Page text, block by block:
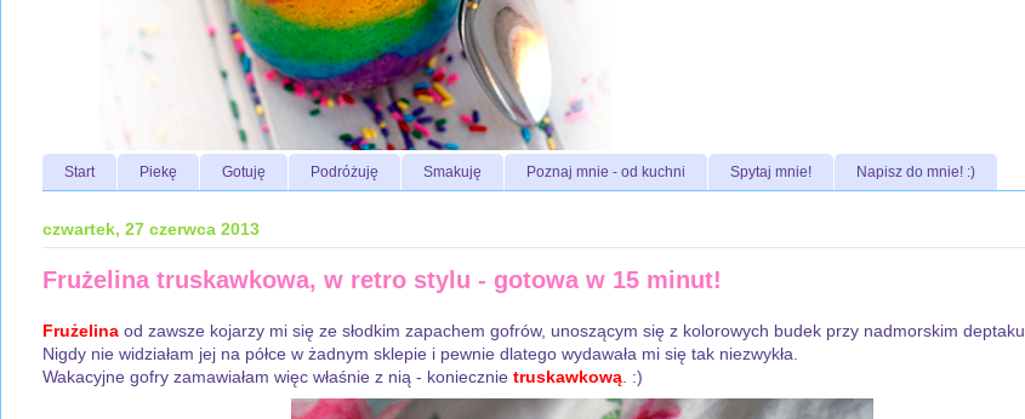
Start Piekę Gotuję Podróżuję Smakuję Poznaj mnie - od kuchni Spytaj mnie! Napisz do mnie! :)
czwartek, 27 czerwca 2013
Frużelina truskawkowa, w retro stylu - gotowa w 15 minut!
Frużelina od zawsze kojarzy mi się ze słodkim zapachem gofrów, unoszącym się z kolorowych budek przy nadmorskim deptaku.
Nigdy nie widziałam jej na półce w żadnym sklepie i pewnie dlatego wydawała mi się tak niezwykła.
Wakacyjne gofry zamawiałam więc właśnie z nią - koniecznie truskawkową . :)